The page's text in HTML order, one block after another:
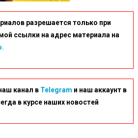
разрешается только при
ссылки на адрес материала на
канал в Telegram и наш аккаунт в
в курсе наших новостей